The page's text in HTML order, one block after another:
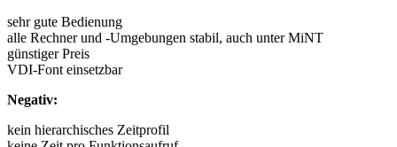
sehr gute Bedienung
alle Rechner und -Umgebungen stabil, auch unter MiNT
günstiger Preis
VDI-Font einsetzbar
Negativ:
kein hierarchisches Zeitprofil